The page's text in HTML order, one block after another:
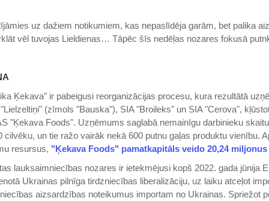
uz dažiem notikumiem, kas nepaslīdēja garām, bet palika
vēl tuvojas Lieldienas… Tāpēc šīs nedēļas nozares fokusā
Ķekava" ir pabeigusi reorganizācijas procesu, kura rezultātā
(zīmols "Bauska"), SIA "Broileks" un SIA "Cerova",
"Ķekava Foods". Uzņēmums saglabā nemainīgu darbinieku
cilvēku, un tie ražo vairāk nekā 600 putnu gaļas produktu vienību.
resursus, "Ķekava Foods" pamatkapitāls veido 20,24
lauksaimniecības nozares ir ietekmējusi kopš 2022. gada jūnija
Ukrainas pilnīga tirdzniecības liberalizāciju, uz laiku atceļot
aizsardzības noteikumus importam no Ukrainas. Spriežot